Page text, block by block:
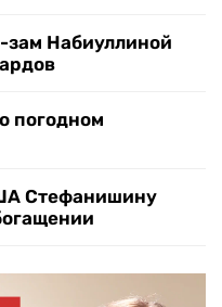
зам Набиуллиной
погодном
Стефанишину